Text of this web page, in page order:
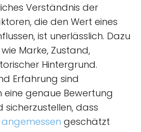
Verständnis der
die den Wert eines
ist unerlässlich. Dazu
Marke, Zustand,
Hintergrund.
Erfahrung sind
eine genaue Bewertung
sicherzustellen, dass
angemessen geschätzt